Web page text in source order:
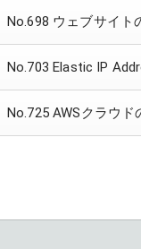
No.698 ウェブサイト
No.703 Elastic IP
No.725 AWSクラウド